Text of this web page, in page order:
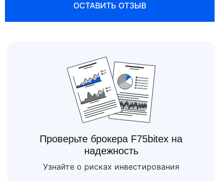
ОСТАВИТЬ ОТЗЫВ
Проверьте брокера F75bitex на
надежность
Узнайте о рисках инвестирования